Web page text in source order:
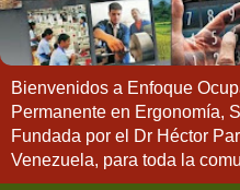
Bienvenidos a Enfoque
Permanente en Ergonomía,
Fundada por el Dr Héctor
Venezuela, para toda la